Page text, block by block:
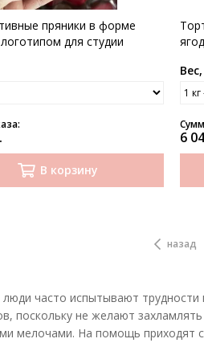
пряники в форме
для студии
В корзину
6
назад
часто испытывают трудности
поскольку не желают
мелочами. На помощь приходят